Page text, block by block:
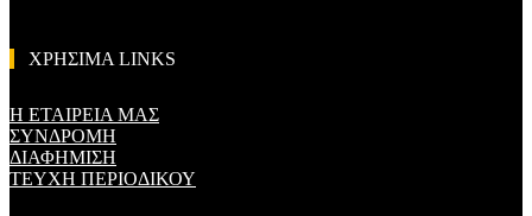
ΧΡΗΣΙΜΑ LINKS
Η ΕΤΑΙΡΕΙΑ ΜΑΣ
ΣΥΝΔΡΟΜΗ
ΔΙΑΦΗΜΙΣΗ
ΤΕΥΧΗ ΠΕΡΙΟΔΙΚΟΥ